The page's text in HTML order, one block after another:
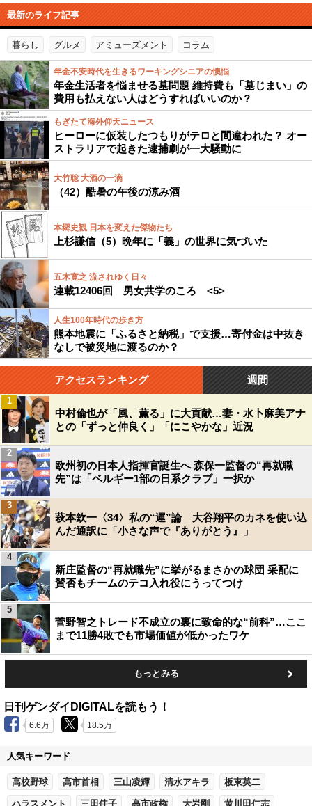
最新のライフ記事
暮らし グルメ アミューズメント コラム
年金不安時代を生きるワーキングシニアの懊悩
年金生活者を悩ませる墓問題 維持費も「墓じまい」の
費用も払えない人はどうすればいいのか？
もぎたて海外仰天ニュース
ヒーローに仮装したつもりがテロと間違われた？ オー
ストラリアで起きた逮捕劇が一大騒動に
大竹聡 大酒の一滴
（42）酷暑の午後の涼み酒
本郷史観 日本を変えた傑物たち
上杉謙信（5）晩年に「義」の世界に気づいた
五木寛之 流されゆく日々
連載12406回 男女共学のころ <5>
人生100年時代の歩き方
熊本地震に「ふるさと納税」で支援…寄付金は中抜き
なしで被災地に渡るのか？
アクセスランキング 週間
中村倫也が「風、薫る」に大貢献…妻・水卜麻美アナ
との「ずっと仲良く」「にこやかな」近況
1
欧州初の日本人指揮官誕生へ 森保一監督の“再就職
先”は「ベルギー1部の日系クラブ」一択か
2
萩本欽一〈34〉私の“運”論 大谷翔平のカネを使い込
んだ通訳に「小さな声で『ありがとう』」
3
新庄監督の“再就職先”に挙がるまさかの球団 采配に
賛否もチームのテコ入れ役にうってつけ
4
菅野智之トレード不成立の裏に致命的な“前科”…ここ
まで11勝4敗でも市場価値が低かったワケ
5
もっとみる
日刊ゲンダイDIGITALを読もう！
6.6万 18.5万
人気キーワード
高校野球 高市首相 三山凌輝 清水アキラ 板東英二
ハラスメント 三田佳子 高市政権 大岩剛 黄川田仁志